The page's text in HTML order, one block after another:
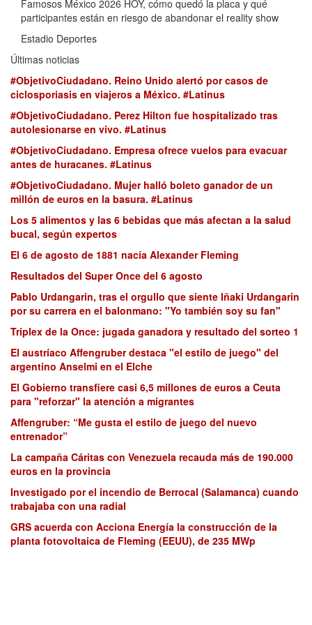
Famosos México 2026 HOY, cómo quedó la placa y qué
participantes están en riesgo de abandonar el reality show
Estadio Deportes
Últimas noticias
#ObjetivoCiudadano. Reino Unido alertó por casos de
ciclosporiasis en viajeros a México. #Latinus
#ObjetivoCiudadano. Perez Hilton fue hospitalizado tras
autolesionarse en vivo. #Latinus
#ObjetivoCiudadano. Empresa ofrece vuelos para evacuar
antes de huracanes. #Latinus
#ObjetivoCiudadano. Mujer halló boleto ganador de un
millón de euros en la basura. #Latinus
Los 5 alimentos y las 6 bebidas que más afectan a la salud
bucal, según expertos
El 6 de agosto de 1881 nacía Alexander Fleming
Resultados del Super Once del 6 agosto
Pablo Urdangarin, tras el orgullo que siente Iñaki Urdangarin
por su carrera en el balonmano: "Yo también soy su fan"
Triplex de la Once: jugada ganadora y resultado del sorteo 1
El austríaco Affengruber destaca "el estilo de juego" del
argentino Anselmi en el Elche
El Gobierno transfiere casi 6,5 millones de euros a Ceuta
para "reforzar" la atención a migrantes
Affengruber: “Me gusta el estilo de juego del nuevo
entrenador”
La campaña Cáritas con Venezuela recauda más de 190.000
euros en la provincia
Investigado por el incendio de Berrocal (Salamanca) cuando
trabajaba con una radial
GRS acuerda con Acciona Energía la construcción de la
planta fotovoltaica de Fleming (EEUU), de 235 MWp